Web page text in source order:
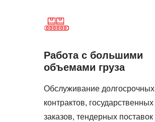
Работа с большими
объемами груза
Обслуживание долгосрочных
контрактов, государственных
заказов, тендерных поставок